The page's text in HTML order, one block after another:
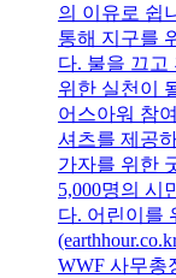
의 이유로 쉽
통해 지구를
다. 불을 끄고
위한 실천이
어스아워 참
셔츠를 제공
가자를 위한
5,000명의 시
다. 어린이를
WWF 사무총